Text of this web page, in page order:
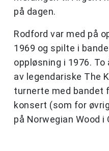
på dagen.
Rodford var med på
1969 og spilte i
oppløsning i 1976. To
av legendariske The
turnerte med bandet
konsert (som for
på Norwegian Wood i